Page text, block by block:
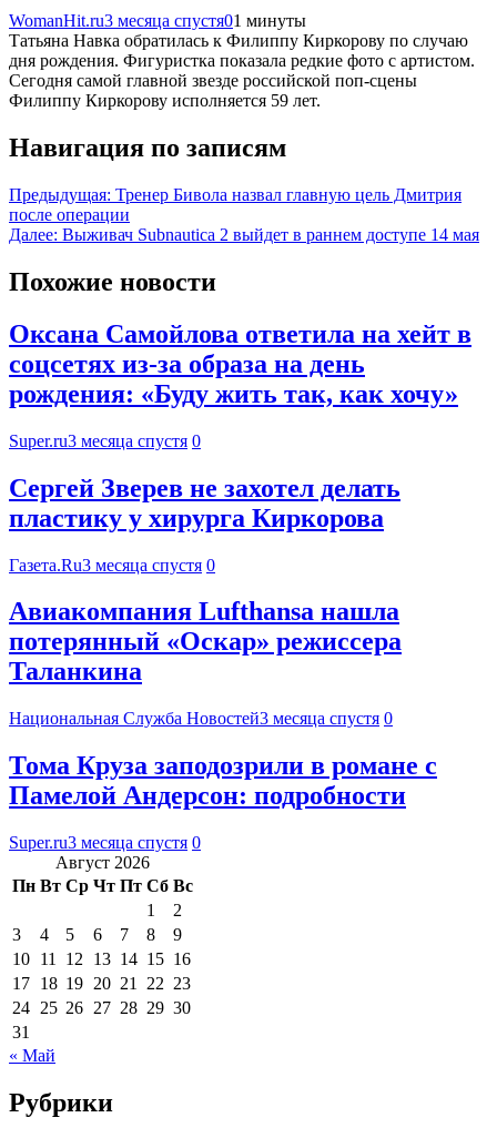
WomanHit.ru3 месяца спустя01 минуты
Татьяна Навка обратилась к Филиппу Киркорову по случаю
дня рождения. Фигуристка показала редкие фото с артистом.
Сегодня самой главной звезде российской поп-сцены
Филиппу Киркорову исполняется 59 лет.
Навигация по записям
Предыдущая: Тренер Бивола назвал главную цель Дмитрия
после операции
Далее: Выживач Subnautica 2 выйдет в раннем доступе 14 мая
Похожие новости
Оксана Самойлова ответила на хейт в
соцсетях из-за образа на день
рождения: «Буду жить так, как хочу»
Super.ru3 месяца спустя 0
Сергей Зверев не захотел делать
пластику у хирурга Киркорова
Газета.Ru3 месяца спустя 0
Авиакомпания Lufthansa нашла
потерянный «Оскар» режиссера
Таланкина
Национальная Служба Новостей3 месяца спустя 0
Тома Круза заподозрили в романе с
Памелой Андерсон: подробности
Super.ru3 месяца спустя 0
Август 2026
Пн Вт Ср Чт Пт Сб Вс
1
2
3
4 5 6 7 8
9
10 11 12 13 14 15 16
17 18 19 20 21 22 23
24 25 26 27 28 29 30
31
« Май
Рубрики